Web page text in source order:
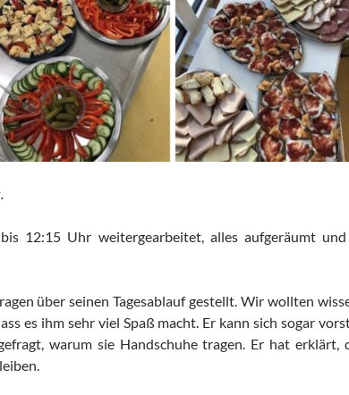
12:15 Uhr weitergearbeitet, alles aufgeräumt
über seinen Tagesablauf gestellt. Wir wollten
es ihm sehr viel Spaß macht. Er kann sich sogar
warum sie Handschuhe tragen. Er hat erklärt,